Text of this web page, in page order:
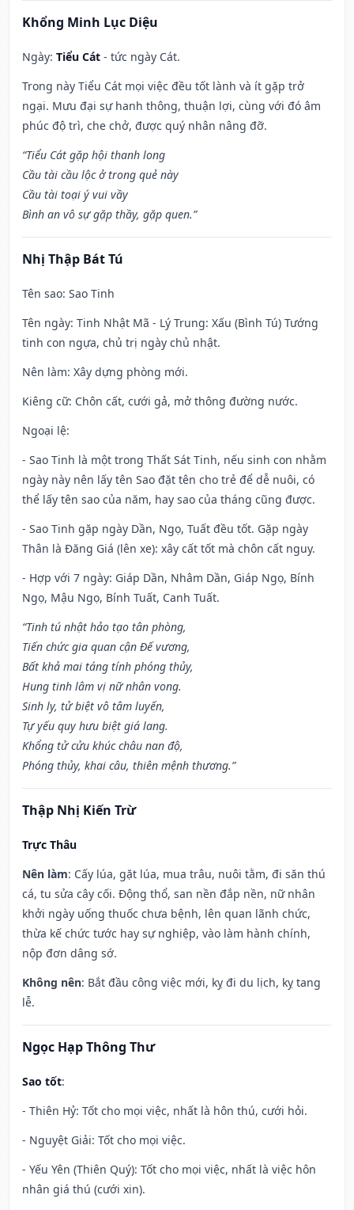
Khổng Minh Lục Diệu
Ngày: Tiểu Cát - tức ngày Cát.
Trong này Tiểu Cát mọi việc đều tốt lành và ít gặp trở
ngại. Mưu đại sự hanh thông, thuận lợi, cùng với đó âm
phúc độ trì, che chở, được quý nhân nâng đỡ.
“Tiểu Cát gặp hội thanh long
Cầu tài cầu lộc ở trong quẻ này
Cầu tài toại ý vui vầy
Bình an vô sự gặp thầy, gặp quen.”
Nhị Thập Bát Tú
Tên sao: Sao Tinh
Tên ngày: Tinh Nhật Mã - Lý Trung: Xấu (Bình Tú) Tướng
tinh con ngựa, chủ trị ngày chủ nhật.
Nên làm: Xây dựng phòng mới.
Kiêng cữ: Chôn cất, cưới gả, mở thông đường nước.
Ngoại lệ:
- Sao Tinh là một trong Thất Sát Tinh, nếu sinh con nhằm
ngày này nên lấy tên Sao đặt tên cho trẻ để dễ nuôi, có
thể lấy tên sao của năm, hay sao của tháng cũng được.
- Sao Tinh gặp ngày Dần, Ngọ, Tuất đều tốt. Gặp ngày
Thân là Đăng Giá (lên xe): xây cất tốt mà chôn cất nguy.
- Hợp với 7 ngày: Giáp Dần, Nhâm Dần, Giáp Ngọ, Bính
Ngọ, Mậu Ngọ, Bính Tuất, Canh Tuất.
“Tinh tú nhật hảo tạo tân phòng,
Tiến chức gia quan cận Đế vương,
Bất khả mai táng tính phóng thủy,
Hung tinh lâm vị nữ nhân vong.
Sinh ly, tử biệt vô tâm luyến,
Tự yếu quy hưu biệt giá lang.
Khổng tử cửu khúc châu nan độ,
Phóng thủy, khai câu, thiên mệnh thương.”
Thập Nhị Kiến Trừ
Trực Thâu
Nên làm: Cấy lúa, gặt lúa, mua trâu, nuôi tằm, đi săn thú
cá, tu sửa cây cối. Động thổ, san nền đắp nền, nữ nhân
khởi ngày uống thuốc chưa bệnh, lên quan lãnh chức,
thừa kế chức tước hay sự nghiệp, vào làm hành chính,
nộp đơn dâng sớ.
Không nên: Bắt đầu công việc mới, kỵ đi du lịch, kỵ tang
lễ.
Ngọc Hạp Thông Thư
Sao tốt:
- Thiên Hỷ: Tốt cho mọi việc, nhất là hôn thú, cưới hỏi.
- Nguyệt Giải: Tốt cho mọi việc.
- Yếu Yên (Thiên Quý): Tốt cho mọi việc, nhất là việc hôn
nhân giá thú (cưới xin).